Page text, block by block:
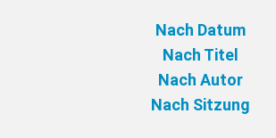
Nach Datum
Nach Titel
Nach Autor
Nach Sitzung